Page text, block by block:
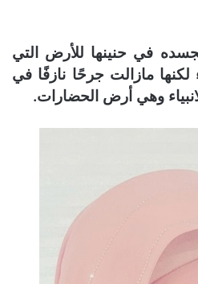
في حنينها للأرض التي
مازالت جرحًا نازفًا في
وهي أرض الحضارات.